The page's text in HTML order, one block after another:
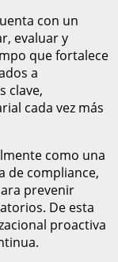
con un
evaluar y
que fortalece
a
clave,
cada vez más
como una
de compliance,
prevenir
De esta
proactiva